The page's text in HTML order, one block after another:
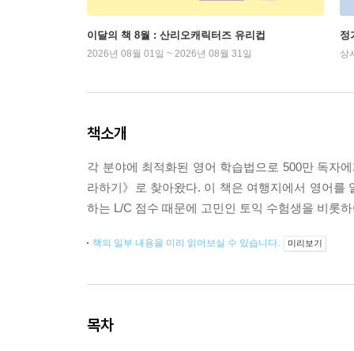
이달의 책 8월 : 산리오캐릭터즈 유리컵
2026년 08월 01일 ~ 2026년 08월 31일
정
상
책소개
각 분야에 최적화된 영어 학습법으로 500만 독자
라하기》로 찾아왔다. 이 책은 여행지에서 영어를
하는 L/C 점수 때문에 고민인 토익 수험생을 비롯
책의 일부 내용을 미리 읽어보실 수 있습니다. 미리보기
목차